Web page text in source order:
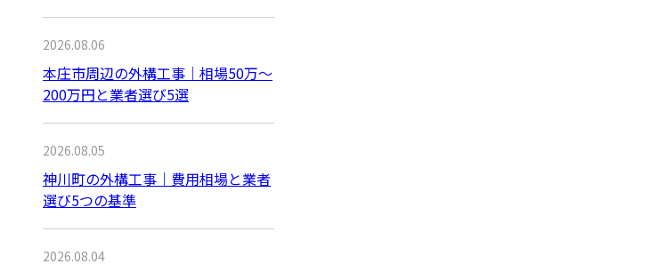
2026.08.06
本庄市周辺の外構工事｜相場50万〜
200万円と業者選び5選
2026.08.05
神川町の外構工事｜費用相場と業者
選び5つの基準
2026.08.04